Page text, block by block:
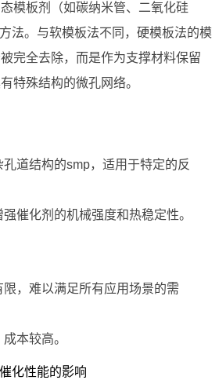
模板剂（如碳纳米管、二氧化硅
法。与软模板法不同，硬模板法的模
完全去除，而是作为支撑材料保留
特殊结构的微孔网络。
道结构的smp，适用于特定的反
催化剂的机械强度和热稳定性。
，难以满足所有应用场景的需
本较高。
化性能的影响